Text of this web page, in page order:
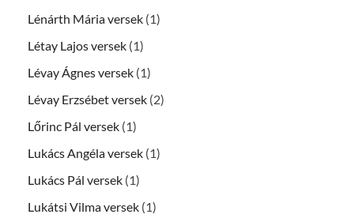
Lénárth Mária versek (1)
Létay Lajos versek (1)
Lévay Ágnes versek (1)
Lévay Erzsébet versek (2)
Lőrinc Pál versek (1)
Lukács Angéla versek (1)
Lukács Pál versek (1)
Lukátsi Vilma versek (1)